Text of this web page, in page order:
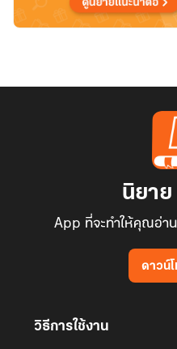
นิยาย
App ที่จะทำให้คุณอ่า
ดาวน์
วิธีการใช้งาน